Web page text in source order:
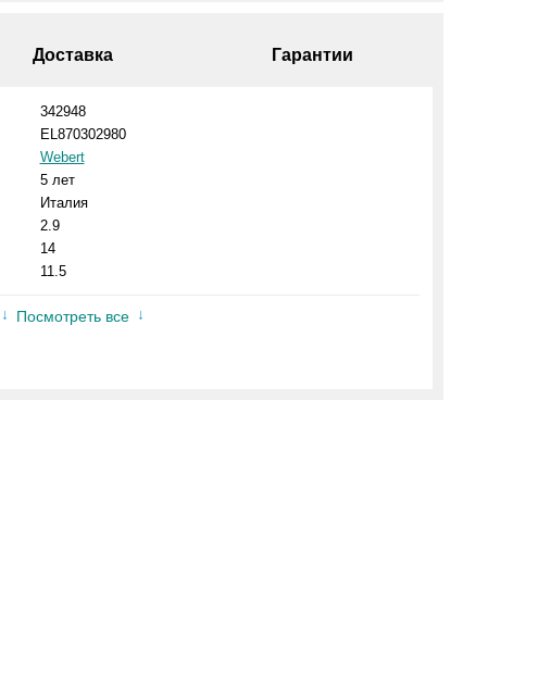
Доставка Гарантии
342948
EL870302980
Webert
5 лет
Италия
2.9
14
11.5
Посмотреть все